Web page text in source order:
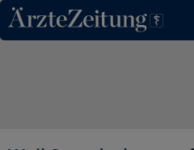
Direkt zum Inhaltsbereich